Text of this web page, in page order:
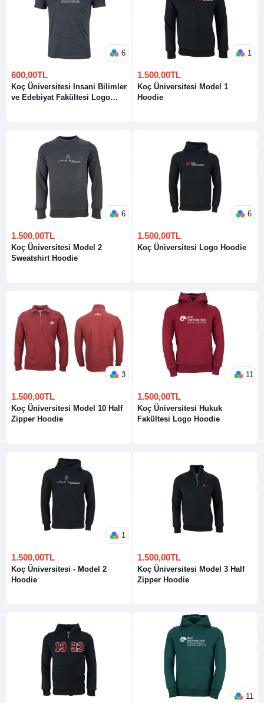
6
600,00TL
Koç Üniversitesi Insani Bilimler
ve Edebiyat Fakültesi Logo
1
1.500,00TL
Koç Üniversitesi Model 1
Hoodie
6
1.500,00TL
Koç Üniversitesi Model 2
Sweatshirt Hoodie
6
1.500,00TL
Koç Üniversitesi Logo Hoodie
3
1.500,00TL
Koç Üniversitesi Model 10 Half
Zipper Hoodie
11
1.500,00TL
Koç Üniversitesi Hukuk
Fakültesi Logo Hoodie
1
1.500,00TL
Koç Üniversitesi - Model 2
Hoodie
1.500,00TL
Koç Üniversitesi Model 3 Half
Zipper Hoodie
11